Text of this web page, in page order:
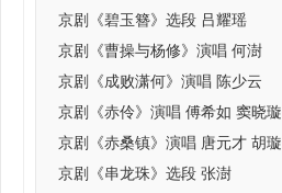
京剧《碧玉簪》选段 吕耀瑶
京剧《曹操与杨修》演唱 何澍
京剧《成败潇何》演唱 陈少云
京剧《赤伶》演唱 傅希如 窦晓璇
京剧《赤桑镇》演唱 唐元才 胡璇
京剧《串龙珠》选段 张澍